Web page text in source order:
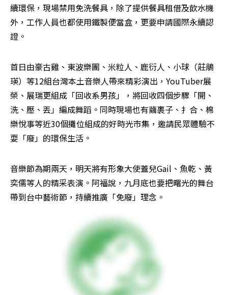
續環保，現場禁用免洗餐具，除了提供餐具租借及飲水機
外，工作人員也都使用鐵製便當盒，更要申請國際永續認
證。
首日由豪古雞、東波樂團、米粒人、鹿衍人、小球（莊鵑
瑛）等12組台灣本土音樂人帶來精彩演出，YouTuber展
榮、展瑞更組成「回收系男孩」，將回收四個步驟「開、
洗、壓、丟」編成舞蹈。同時現場也有繭裹子、扌合、棉
樂悅事等近30個攤位組成的好時光市集，邀請民眾體驗不
耍「廢」的環保生活。
音樂節為期兩天，明天將有形象大使蓋兒Gail、魚乾、黃
奕儒等人的精采表演。阿福說，九月底也要把曙光的舞台
帶到台中藝術節，持續推廣「免廢」理念。